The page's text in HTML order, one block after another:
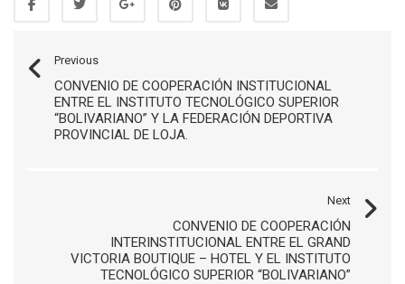
Previous
CONVENIO DE COOPERACIÓN INSTITUCIONAL
ENTRE EL INSTITUTO TECNOLÓGICO SUPERIOR
“BOLIVARIANO” Y LA FEDERACIÓN DEPORTIVA
PROVINCIAL DE LOJA.
Next
CONVENIO DE COOPERACIÓN
INTERINSTITUCIONAL ENTRE EL GRAND
VICTORIA BOUTIQUE – HOTEL Y EL INSTITUTO
TECNOLÓGICO SUPERIOR “BOLIVARIANO”